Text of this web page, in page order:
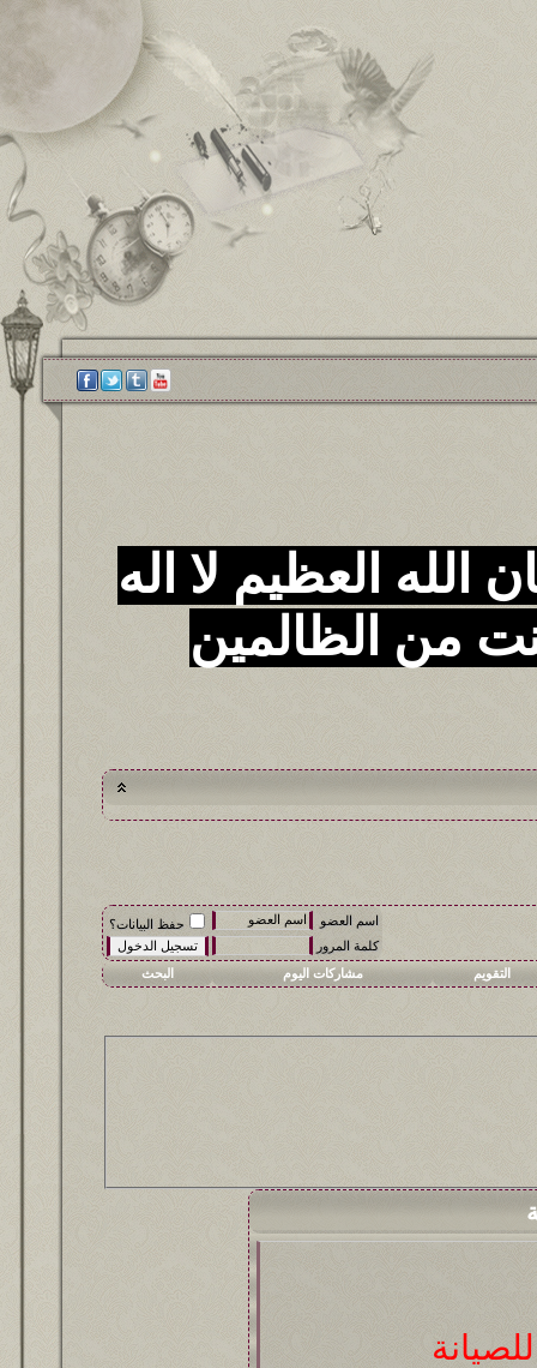
الله العظيم لا اله
من الظالمين
اسم العضو
حفظ البيانات؟
كلمة المرور
التقويم
مشاركات اليوم البحث